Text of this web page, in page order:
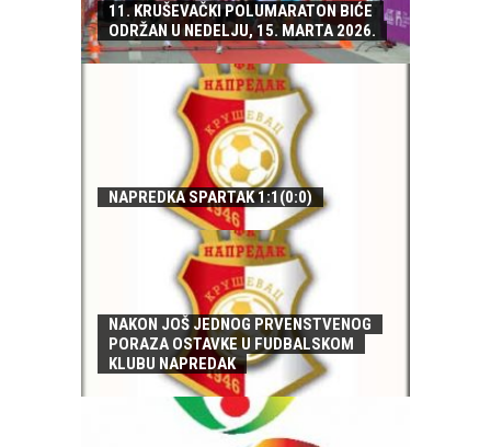
11. KRUŠEVAČKI POLUMARATON BIĆE
ODRŽAN U NEDELJU, 15. MARTA 2026.
NAPREDKA SPARTAK 1:1(0:0)
NAKON JOŠ JEDNOG PRVENSTVENOG
PORAZA OSTAVKE U FUDBALSKOM
KLUBU NAPREDAK